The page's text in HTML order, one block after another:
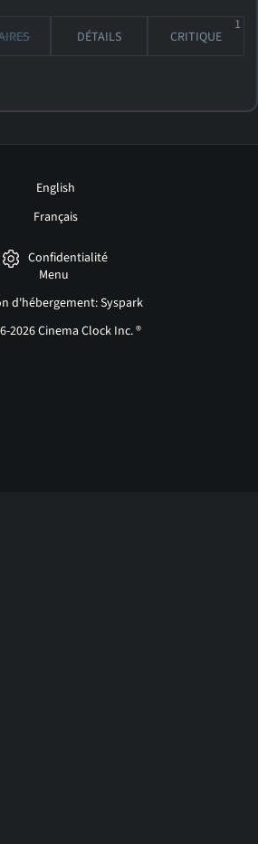
DÉTAILS CRITIQUE
1
English
Français
Confidentialité
Menu
d'hébergement: Syspark
2026 Cinema Clock Inc. ®